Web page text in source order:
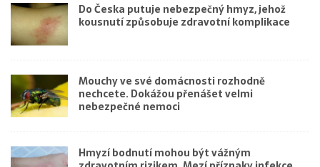
Do Česka putuje nebezpečný hmyz, jehož
kousnutí způsobuje zdravotní komplikace
Mouchy ve své domácnosti rozhodně
nechcete. Dokážou přenášet velmi
nebezpečné nemoci
Hmyzí bodnutí mohou být vážným